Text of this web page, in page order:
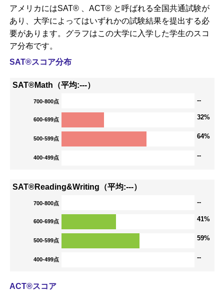
アメリカにはSAT® 、ACT® と呼ばれる全国共通試験が
あり、大学によってはいずれかの試験結果を提出する必
要があります。グラフはこの大学に入学した学生のスコ
ア分布です。
SAT®スコア分布
SAT®Math（平均:---）
700-800点 --
600-699点 32%
500-599点 64%
400-499点 --
SAT®Reading&Writing（平均:---）
700-800点 --
600-699点 41%
500-599点 59%
400-499点 --
ACT®スコア